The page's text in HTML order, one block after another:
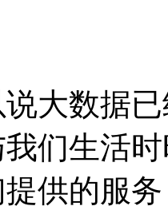
大数据
们生活
供的服